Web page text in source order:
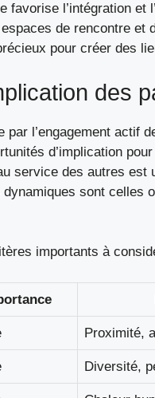
favorise l’intégration et
de rencontre et
pour créer des
des
l’engagement actif
d’implication
service des autres est
sont celles
importants à
Proximité,
Diversité,